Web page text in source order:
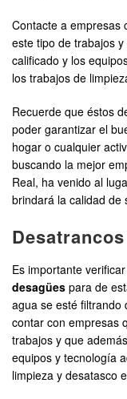
Contacte a empresas
este tipo de trabajos
calificado y los
los trabajos de
Recuerde que éstos
poder garantizar el
hogar o cualquier
buscando la mejor
Real, ha venido al
brindará la calidad de
Es importante
desagües para de
agua se esté filtrando
contar con empresas
trabajos y que
equipos y tecnología
limpieza y desatasco